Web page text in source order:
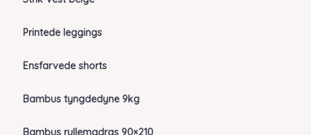
Printede leggings
Ensfarvede shorts
Bambus tyngdedyne 9kg
Bambus rullemadras 90×210